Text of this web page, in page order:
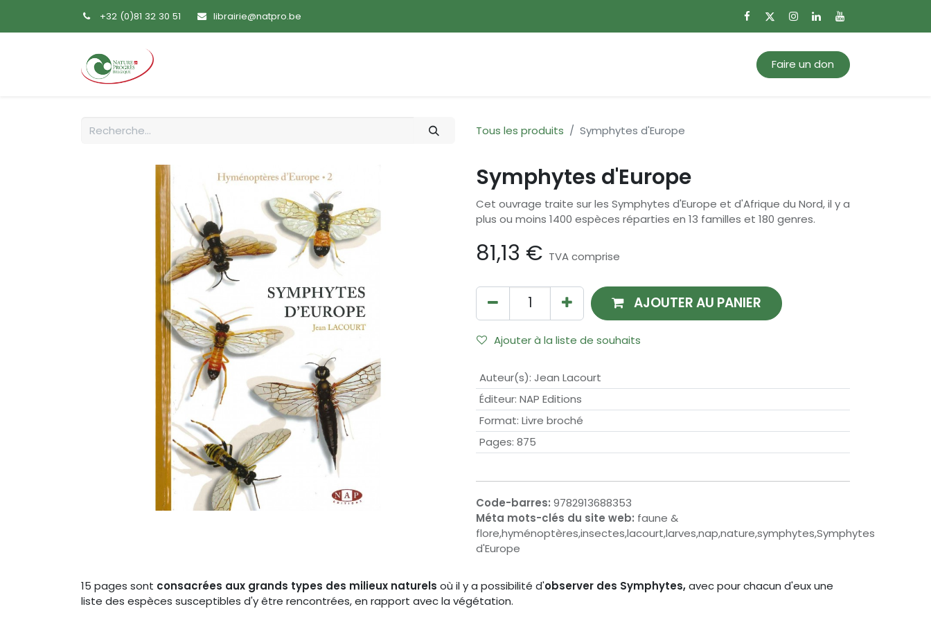
+32 (0)81 32 30 51 librairie@natpro.be
Faire un don
Tous les produits Symphytes d'Europe
Symphytes d'Europe
Cet ouvrage traite sur les Symphytes d'Europe et d'Afrique du Nord, il y a
plus ou moins 1400 espèces réparties en 13 familles et 180 genres.
81,13 € TVA comprise
AJOUTER AU PANIER
Ajouter à la liste de souhaits
Auteur(s): Jean Lacourt
Éditeur: NAP Editions
Format: Livre broché
Pages: 875
Code-barres: 9782913688353
Méta mots-clés du site web: faune &
flore,hyménoptères,insectes,lacourt,larves,nap,nature,symphytes,Symphytes
d'Europe
15 pages sont consacrées aux grands types des milieux naturels où il y a possibilité d'observer des Symphytes,avec pour chacun d'eux une
liste des espèces susceptibles d'y être rencontrées, en rapport avec la végétation.